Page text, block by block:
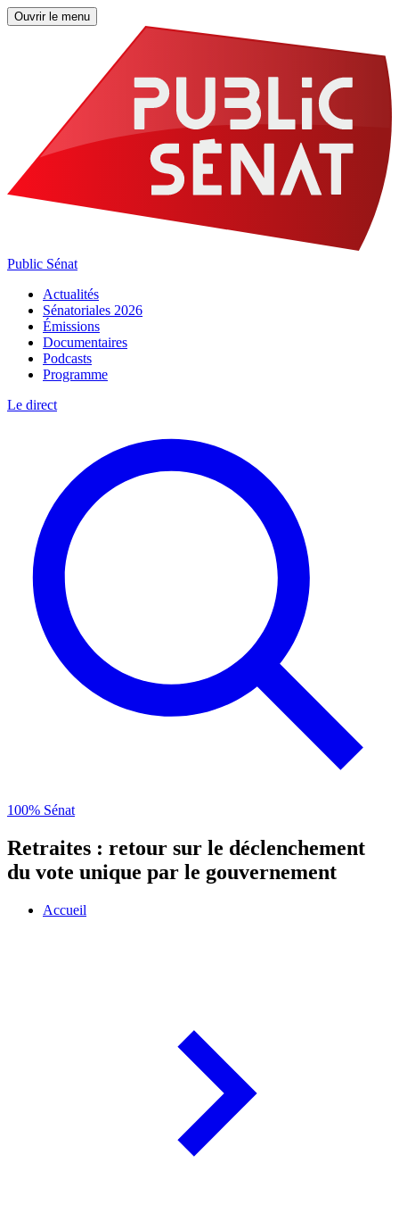
Ouvrir le menu
Public Sénat
Actualités
Sénatoriales 2026
Émissions
Documentaires
Podcasts
Programme
Le direct
100% Sénat
Retraites : retour sur le déclenchement
du vote unique par le gouvernement
Accueil